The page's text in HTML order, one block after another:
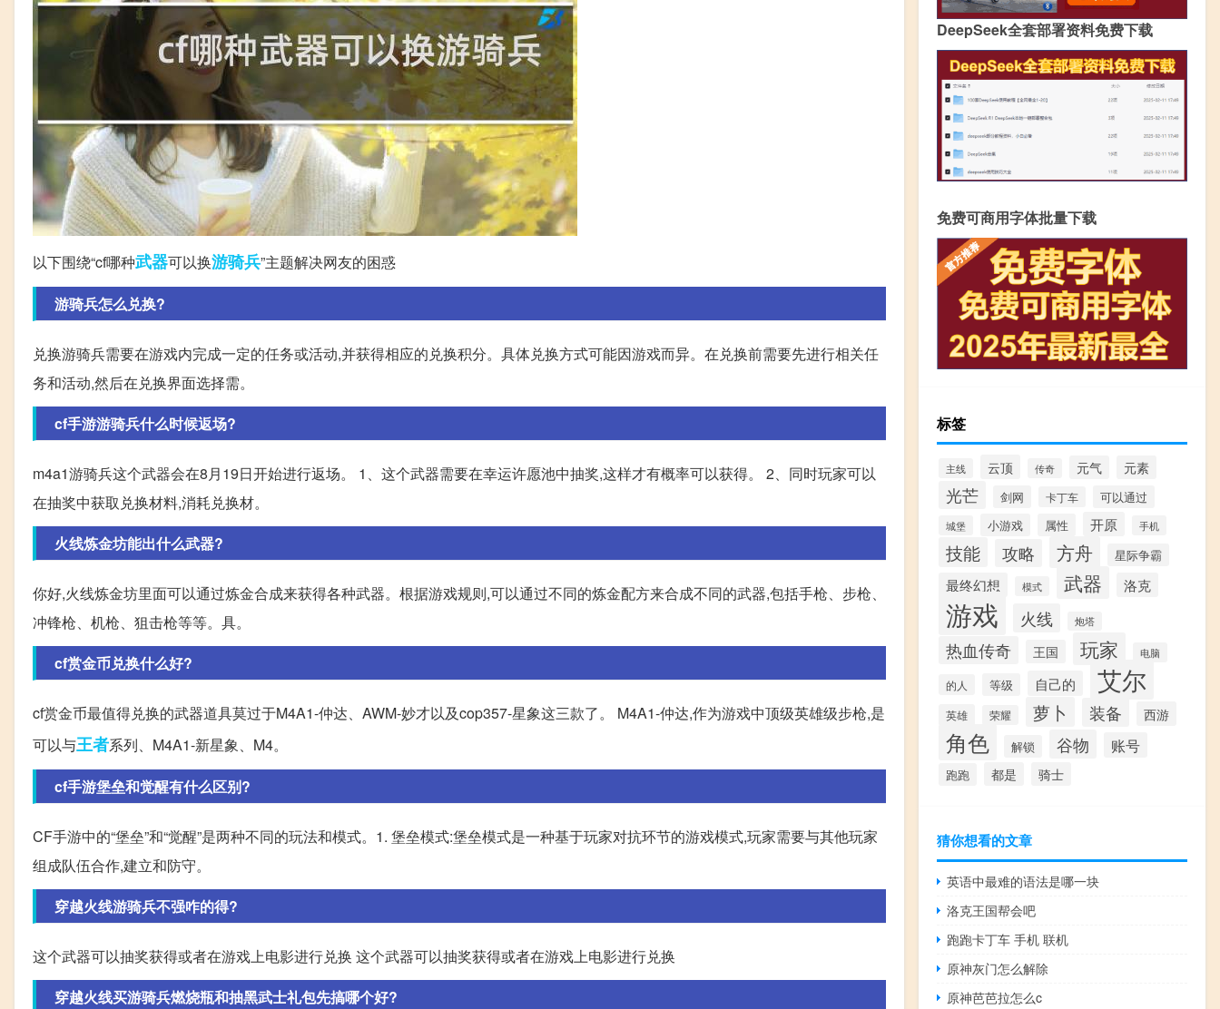
以下围绕“cf哪种武器可以换游骑兵”主题解决网友的困惑
游骑兵怎么兑换?
兑换游骑兵需要在游戏内完成一定的任务或活动,并获得相应的兑换积分。具体兑换方式可能因游戏而异。在兑换前需要先进行相关任
务和活动,然后在兑换界面选择需。
cf手游游骑兵什么时候返场?
m4a1游骑兵这个武器会在8月19日开始进行返场。 1、这个武器需要在幸运许愿池中抽奖,这样才有概率可以获得。 2、同时玩家可以
在抽奖中获取兑换材料,消耗兑换材。
火线炼金坊能出什么武器?
你好,火线炼金坊里面可以通过炼金合成来获得各种武器。根据游戏规则,可以通过不同的炼金配方来合成不同的武器,包括手枪、步枪、
冲锋枪、机枪、狙击枪等等。具。
cf赏金币兑换什么好?
cf赏金币最值得兑换的武器道具莫过于M4A1-仲达、AWM-妙才以及cop357-星象这三款了。 M4A1-仲达,作为游戏中顶级英雄级步枪,是
可以与王者系列、M4A1-新星象、M4。
cf手游堡垒和觉醒有什么区别?
CF手游中的“堡垒”和“觉醒”是两种不同的玩法和模式。1. 堡垒模式:堡垒模式是一种基于玩家对抗环节的游戏模式,玩家需要与其他玩家
组成队伍合作,建立和防守。
穿越火线游骑兵不强咋的得?
这个武器可以抽奖获得或者在游戏上电影进行兑换 这个武器可以抽奖获得或者在游戏上电影进行兑换
穿越火线买游骑兵燃烧瓶和抽黑武士礼包先搞哪个好?
DeepSeek全套部署资料免费下载
免费可商用字体批量下载
标签
主线 云顶 传奇 元气 元素
光芒 剑网 卡丁车 可以通过
城堡 小游戏 属性 开原 手机
技能 攻略 方舟 星际争霸
最终幻想 模式 武器 洛克
游戏 火线 炮塔
热血传奇 王国 玩家 电脑
的人 等级 自己的 艾尔
英雄 荣耀 萝卜 装备 西游
角色 解锁 谷物 账号
跑跑 都是 骑士
猜你想看的文章
英语中最难的语法是哪一块
洛克王国帮会吧
跑跑卡丁车 手机 联机
原神灰门怎么解除
原神芭芭拉怎么c